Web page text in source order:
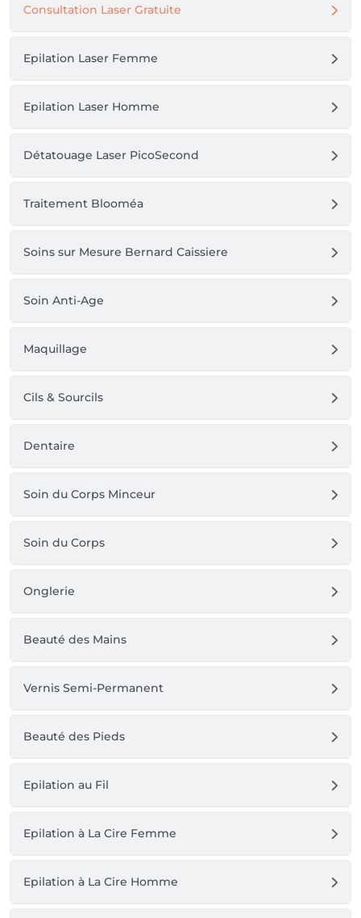
Consultation Laser Gratuite
Epilation Laser Femme
Epilation Laser Homme
Détatouage Laser PicoSecond
Traitement Blooméa
Soins sur Mesure Bernard Caissiere
Soin Anti-Age
Maquillage
Cils & Sourcils
Dentaire
Soin du Corps Minceur
Soin du Corps
Onglerie
Beauté des Mains
Vernis Semi-Permanent
Beauté des Pieds
Epilation au Fil
Epilation à La Cire Femme
Epilation à La Cire Homme